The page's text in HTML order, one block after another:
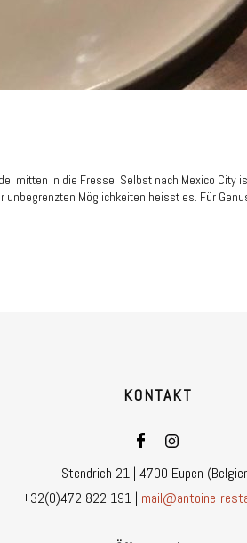
mitten in die Fresse. Selbst nach Mexico City
Möglichkeiten heisst es. Für
KONTAKT
Stendrich 21 | 4700 Eupen
+32(0)472 822 191 | mail@antoine-